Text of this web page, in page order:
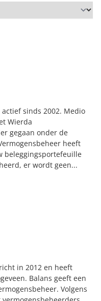
sinds 2002. Medio
Wierda
gegaan onder de
heeft
beleggingsportefeuille
er wordt geen...
in 2012 en heeft
Balans geeft een
Volgens